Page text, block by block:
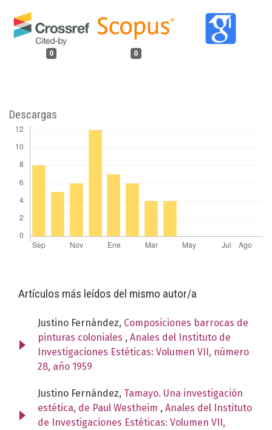
0 0
Descargas
Artículos más leídos del mismo autor/a
Justino Fernández, Composiciones barrocas de
pinturas coloniales , Anales del Instituto de
Investigaciones Estéticas: Volumen VII, número
28, año 1959
Justino Fernández, Tamayo. Una investigación
estética, de Paul Westheim , Anales del Instituto
de Investigaciones Estéticas: Volumen VII,